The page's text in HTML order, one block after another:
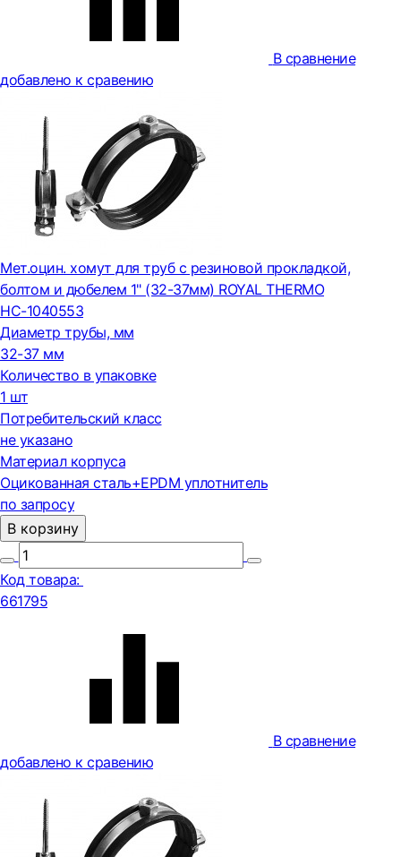
В сравнение
добавлено к сравению
Мет.оцин. хомут для труб с резиновой прокладкой,
болтом и дюбелем 1" (32-37мм) ROYAL THERMO
НС-1040553
Диаметр трубы, мм
32-37 мм
Количество в упаковке
1 шт
Потребительский класс
не указано
Материал корпуса
Оцикованная сталь+EPDM уплотнитель
по запросу
В корзину
Код товара:
661795
В сравнение
добавлено к сравению